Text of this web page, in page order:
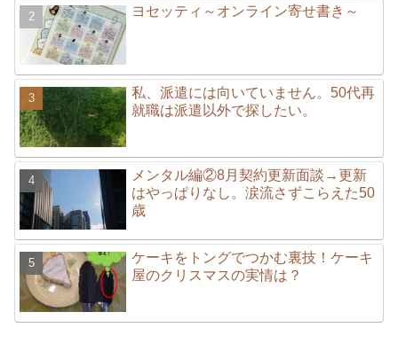
ヨセッティ～オンライン寄せ書き～
私、派遣には向いていません。50代再
就職は派遣以外で探したい。
メンタル編②8月契約更新面談→更新
はやっぱりなし。涙流さずこらえた50
歳
ケーキをトングでつかむ裏技！ケーキ
屋のクリスマスの実情は？